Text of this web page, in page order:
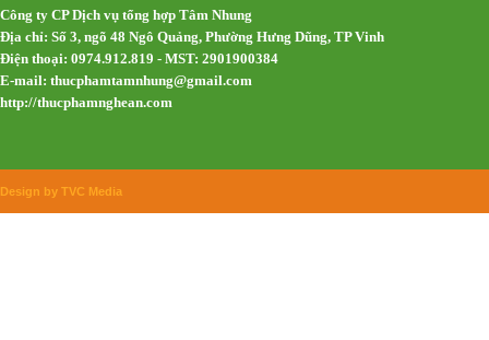
Công ty CP Dịch vụ tổng hợp Tâm Nhung
Địa chỉ: Số 3, ngõ 48 Ngô Quảng, Phường Hưng Dũng, TP Vinh
Điện thoại: 0974.912.819 - MST: 2901900384
E-mail: thucphamtamnhung@gmail.com
http://thucphamnghean.com
Design by TVC Media